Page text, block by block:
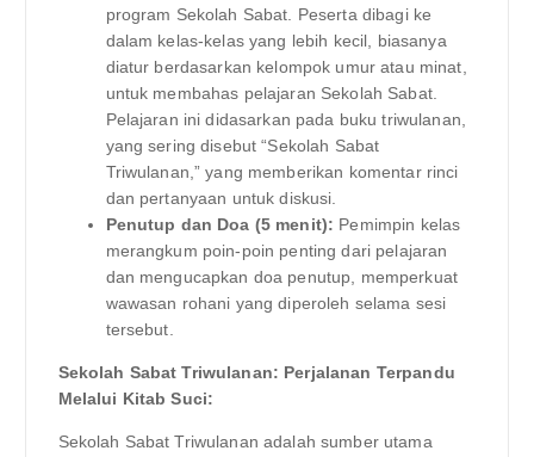
program Sekolah Sabat. Peserta dibagi ke
dalam kelas-kelas yang lebih kecil, biasanya
diatur berdasarkan kelompok umur atau minat,
untuk membahas pelajaran Sekolah Sabat.
Pelajaran ini didasarkan pada buku triwulanan,
yang sering disebut “Sekolah Sabat
Triwulanan,” yang memberikan komentar rinci
dan pertanyaan untuk diskusi.
Penutup dan Doa (5 menit): Pemimpin kelas
merangkum poin-poin penting dari pelajaran
dan mengucapkan doa penutup, memperkuat
wawasan rohani yang diperoleh selama sesi
tersebut.
Sekolah Sabat Triwulanan: Perjalanan Terpandu
Melalui Kitab Suci:
Sekolah Sabat Triwulanan adalah sumber utama